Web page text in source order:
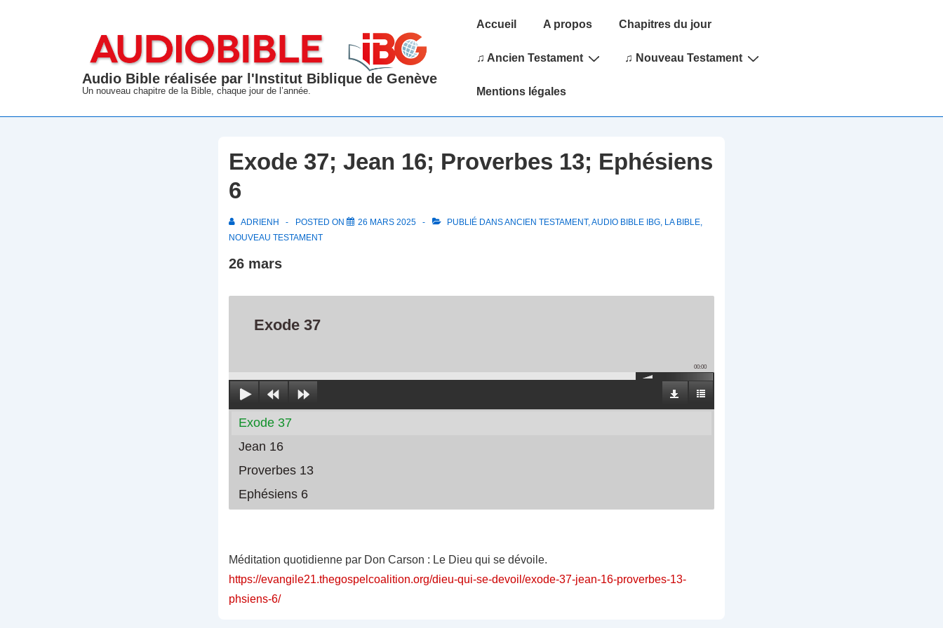
Audio Bible réalisée par l'Institut Biblique de Genève
Un nouveau chapitre de la Bible, chaque jour de l’année.
Main
Accueil A propos Chapitres du jour
♫ Ancien Testament ♫ Nouveau Testament
Mentions légales
Exode 37; Jean 16; Proverbes 13; Ephésiens
6
ADRIENH POSTED ON 26 MARS 2025 PUBLIÉ DANSANCIEN TESTAMENT,AUDIO BIBLE IBG, LA BIBLE,
NOUVEAU TESTAMENT
26 mars
Exode 37
00:00
Exode 37
Jean 16
Proverbes 13
Ephésiens 6
Méditation quotidienne par Don Carson : Le Dieu qui se dévoile.
https://evangile21.thegospelcoalition.org/dieu-qui-se-devoil/exode-37-jean-16-proverbes-13-
phsiens-6/